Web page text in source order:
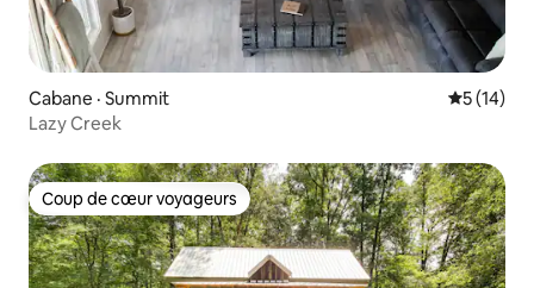
Cabane · Summit Note
5 (14)
Lazy Creek
Coup de cœur voyageurs
Coup de cœur voyageurs